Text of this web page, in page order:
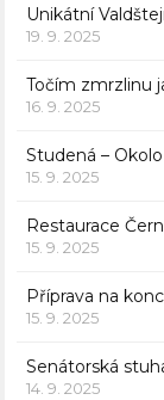
Unikátní
19. 9. 2025
Točím zmrzlinu
16. 9. 2025
Studená –
15. 9. 2025
Restaurace
15. 9. 2025
Příprava na
15. 9. 2025
Senátorská
14. 9. 2025